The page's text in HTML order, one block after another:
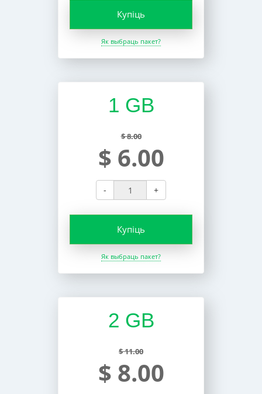
Купіць
Як выбраць пакет?
1 GB
$ 8.00
$ 6.00
- +
Купіць
Як выбраць пакет?
2 GB
$ 11.00
$ 8.00